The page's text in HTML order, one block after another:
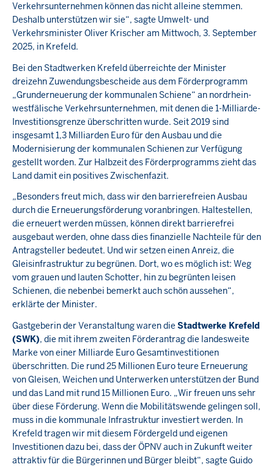
Verkehrsunternehmen können das nicht alleine stemmen.
Deshalb unterstützen wir sie“, sagte Umwelt- und
Verkehrsminister Oliver Krischer am Mittwoch, 3. September
2025, in Krefeld.
Bei den Stadtwerken Krefeld überreichte der Minister
dreizehn Zuwendungsbescheide aus dem Förderprogramm
„Grunderneuerung der kommunalen Schiene“ an nordrhein-
westfälische Verkehrsunternehmen, mit denen die 1-Milliarde-
Investitionsgrenze überschritten wurde. Seit 2019 sind
insgesamt 1,3 Milliarden Euro für den Ausbau und die
Modernisierung der kommunalen Schienen zur Verfügung
gestellt worden. Zur Halbzeit des Förderprogramms zieht das
Land damit ein positives Zwischenfazit.
„Besonders freut mich, dass wir den barrierefreien Ausbau
durch die Erneuerungsförderung voranbringen. Haltestellen,
die erneuert werden müssen, können direkt barrierefrei
ausgebaut werden, ohne dass dies finanzielle Nachteile für den
Antragsteller bedeutet. Und wir setzen einen Anreiz, die
Gleisinfrastruktur zu begrünen. Dort, wo es möglich ist: Weg
vom grauen und lauten Schotter, hin zu begrünten leisen
Schienen, die nebenbei bemerkt auch schön aussehen“,
erklärte der Minister.
Gastgeberin der Veranstaltung waren die Stadtwerke Krefeld
(SWK), die mit ihrem zweiten Förderantrag die landesweite
Marke von einer Milliarde Euro Gesamtinvestitionen
überschritten. Die rund 25 Millionen Euro teure Erneuerung
von Gleisen, Weichen und Unterwerken unterstützen der Bund
und das Land mit rund 15 Millionen Euro. „Wir freuen uns sehr
über diese Förderung. Wenn die Mobilitätswende gelingen soll,
muss in die kommunale Infrastruktur investiert werden. In
Krefeld tragen wir mit diesem Fördergeld und eigenen
Investitionen dazu bei, dass der ÖPNV auch in Zukunft weiter
attraktiv für die Bürgerinnen und Bürger bleibt“, sagte Guido